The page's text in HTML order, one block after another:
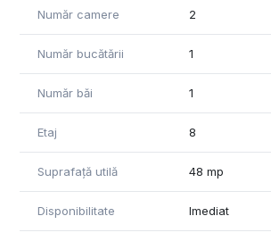
Număr camere 2
Număr bucătării 1
Număr băi 1
Etaj 8
Suprafață utilă 48 mp
Disponibilitate Imediat